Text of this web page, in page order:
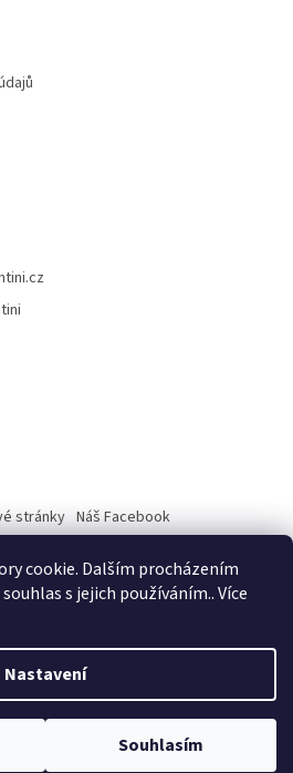
cookie. Dalším procházením
s jejich používáním.. Více
Nastavení
Souhlasím
stránky Náš Facebook
. Všechna práva vyhrazena.Upravit